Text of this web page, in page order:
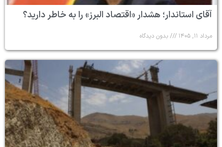
آقای استاندار؛ هشدار «اقتصاد البرز» را به خاطر دارید؟
مرداد ۱۱, ۱۴۰۵ بدون دیدگاه